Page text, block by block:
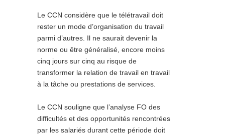
Le CCN considère que le télétravail doit
rester un mode d’organisation du travail
parmi d’autres. Il ne saurait devenir la
norme ou être généralisé, encore moins
cinq jours sur cinq au risque de
transformer la relation de travail en travail
à la tâche ou prestations de services.
Le CCN souligne que l’analyse FO des
difficultés et des opportunités rencontrées
par les salariés durant cette période doit